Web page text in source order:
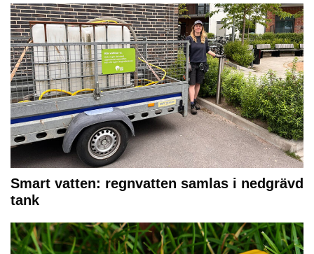
Smart vatten: regnvatten samlas i nedgrävd
tank